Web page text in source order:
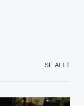
SE ALLT